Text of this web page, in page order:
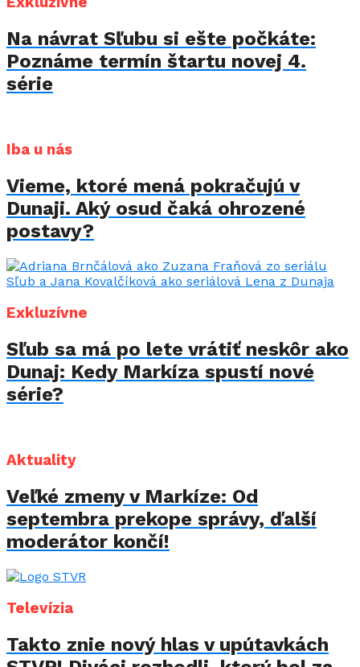
Na návrat Sľubu si ešte počkáte:
Poznáme termín štartu novej 4.
série
Iba u nás
Vieme, ktoré mená pokračujú v
Dunaji. Aký osud čaká ohrozené
postavy?
Exkluzívne
Sľub sa má po lete vrátiť neskôr ako
Dunaj: Kedy Markíza spustí nové
série?
Aktuality
Veľké zmeny v Markíze: Od
septembra prekope správy, ďalší
moderátor končí!
Televízia
Takto znie nový hlas v upútavkách